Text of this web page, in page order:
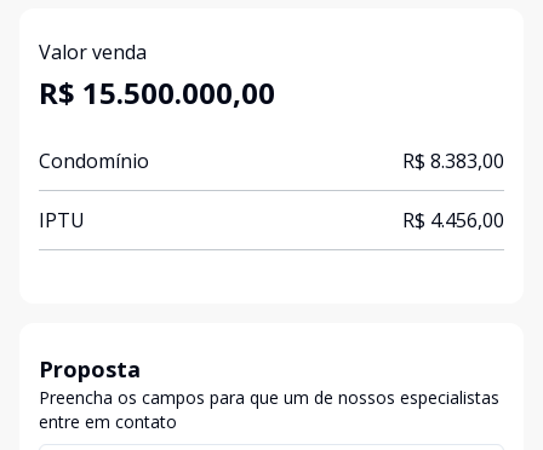
Valor venda
R$ 15.500.000,00
Condomínio R$ 8.383,00
IPTU R$ 4.456,00
Proposta
Preencha os campos para que um de nossos especialistas
entre em contato